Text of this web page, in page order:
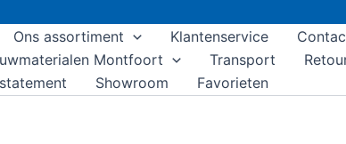
Ons assortiment Klantenservice
Montfoort
Transport
Showroom Favorieten